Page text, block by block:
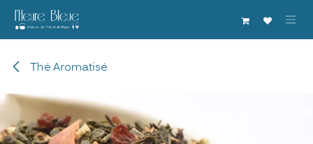
Se rendre au contenu
Thé Aromatisé